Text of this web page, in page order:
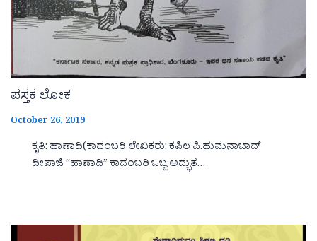
ಪಸ್ತಕ ಲೋಕ
October 26, 2019
ಕೃತಿ: ಹಾಣಾದಿ(ಕಾದಂಬರಿ ಲೇಖಕರು: ಕಪಿಲ ಪಿ.ಹುಮನಾಬಾದ್
ದೀಪಾಜಿ “ಹಾಣಾದಿ‌‌‌‌” ಕಾದಂಬರಿ ಒಬ್ಬ ಅದ್ಭುತ…